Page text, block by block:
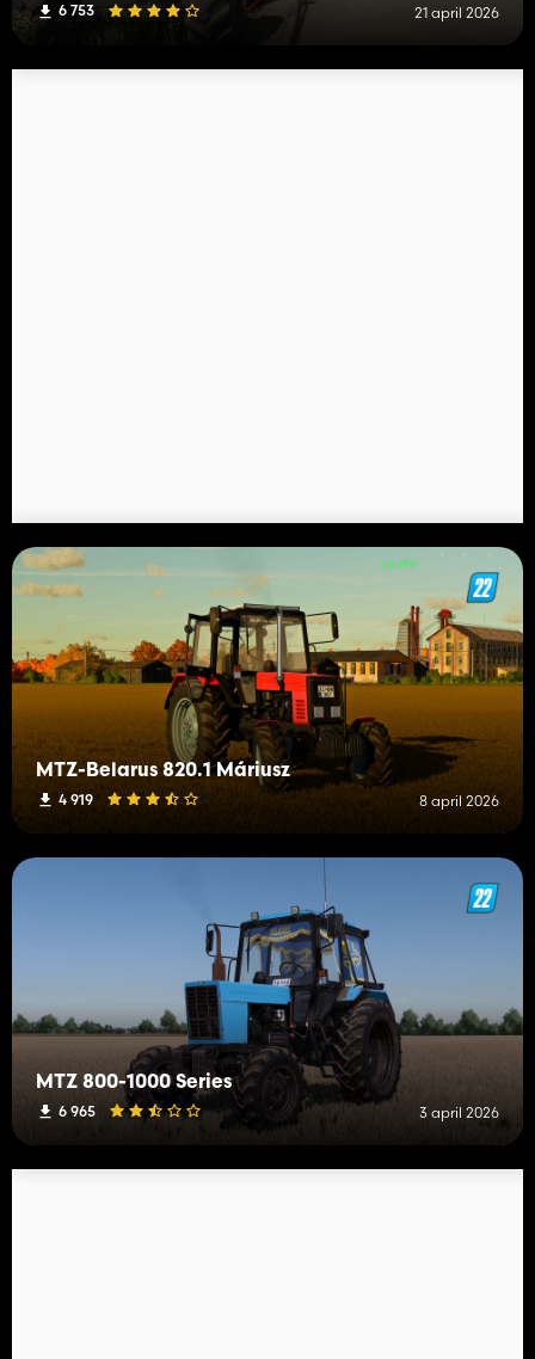
6 753 21 april 2026
MTZ-Belarus 820.1 Máriusz
4 919 8 april 2026
MTZ 800-1000 Series
6 965 3 april 2026